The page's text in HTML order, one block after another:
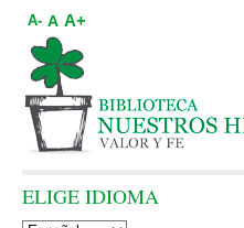
A- A A+
ELIGE IDIOMA